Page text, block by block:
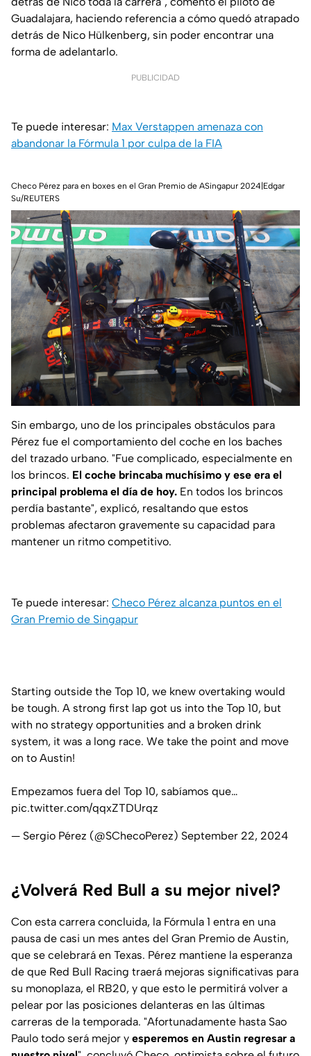
Guadalajara, haciendo referencia a cómo quedó atrapado
detrás de Nico Hülkenberg, sin poder encontrar una
forma de adelantarlo.
PUBLICIDAD
Te puede interesar: Max Verstappen amenaza con
abandonar la Fórmula 1 por culpa de la FIA
Checo Pérez para en boxes en el Gran Premio de ASingapur 2024|Edgar
Su/REUTERS
Sin embargo, uno de los principales obstáculos para
Pérez fue el comportamiento del coche en los baches
del trazado urbano. "Fue complicado, especialmente en
los brincos. El coche brincaba muchísimo y ese era el
principal problema el día de hoy. En todos los brincos
perdía bastante", explicó, resaltando que estos
problemas afectaron gravemente su capacidad para
mantener un ritmo competitivo.
Te puede interesar: Checo Pérez alcanza puntos en el
Gran Premio de Singapur
Starting outside the Top 10, we knew overtaking would
be tough. A strong first lap got us into the Top 10, but
with no strategy opportunities and a broken drink
system, it was a long race. We take the point and move
on to Austin!
Empezamos fuera del Top 10, sabíamos que…
pic.twitter.com/qqxZTDUrqz
— Sergio Pérez (@SChecoPerez) September 22, 2024
¿Volverá Red Bull a su mejor nivel?
Con esta carrera concluida, la Fórmula 1 entra en una
pausa de casi un mes antes del Gran Premio de Austin,
que se celebrará en Texas. Pérez mantiene la esperanza
de que Red Bull Racing traerá mejoras significativas para
su monoplaza, el RB20, y que esto le permitirá volver a
pelear por las posiciones delanteras en las últimas
carreras de la temporada. "Afortunadamente hasta Sao
Paulo todo será mejor y esperemos en Austin regresar a